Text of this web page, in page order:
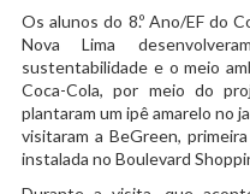
Os alunos do 8.º Ano/EF do
Nova Lima
sustentabilidade e o meio
Coca-Cola, por meio do
plantaram um ipê amarelo no
visitaram a BeGreen,
instalada no Boulevard